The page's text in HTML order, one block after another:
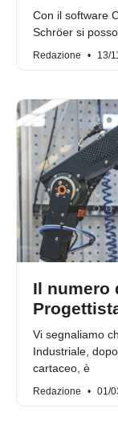
Con il software
Schröer si
Redazione 13/
Il numero
Vi segnaliamo
Industriale,
cartaceo, è
Redazione 01/